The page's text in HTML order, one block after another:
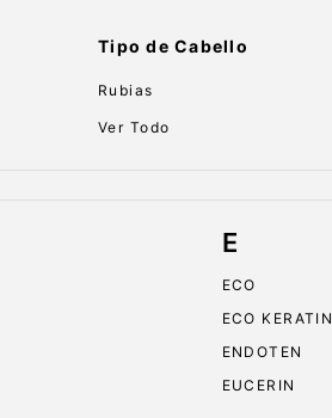
Tipo de Cabello
Rubias
Ver Todo
E
ECO
ECO KERATIN
ENDOTEN
EUCERIN